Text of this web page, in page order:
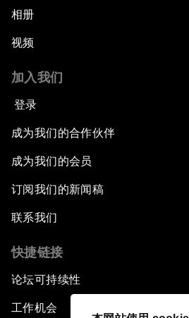
相册
视频
加入我们
登录
成为我们的合作伙伴
成为我们的会员
订阅我们的新闻稿
联系我们
快捷链接
论坛可持续性
工作机会